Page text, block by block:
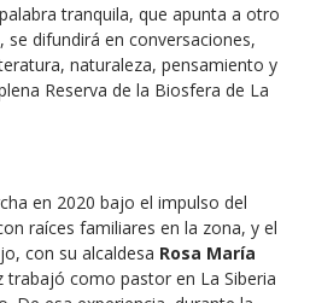
tranquila, que apunta a otro
difundirá en conversaciones,
naturaleza, pensamiento y
Reserva de la Biosfera de La
en 2020 bajo el impulso del
raíces familiares en la zona, y el
con su alcaldesa Rosa María
trabajó como pastor en La Siberia